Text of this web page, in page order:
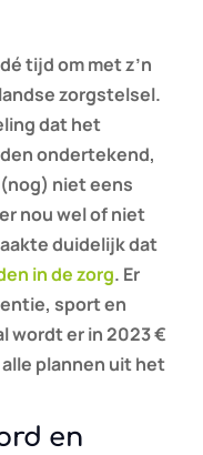
tijd om met z’n
zorgstelsel.
dat het
ondertekend,
niet eens
nou wel of niet
duidelijk dat
in de zorg. Er
sport en
wordt er in 2023 €
plannen uit het
en